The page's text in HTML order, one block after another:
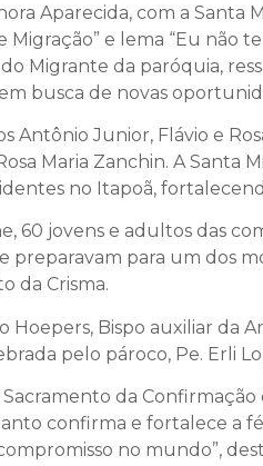
Aparecida, com a Santa
e lema “Eu não
Migrante da paróquia,
busca de novas
Junior, Flávio e
Maria Zanchin. A Santa
no Itapoã,
60 jovens e adultos das
preparavam para um dos
da Crisma.
Hoepers, Bispo auxiliar da
pelo pároco, Pe. Erli
da
confirma e fortalece a
no mundo”,